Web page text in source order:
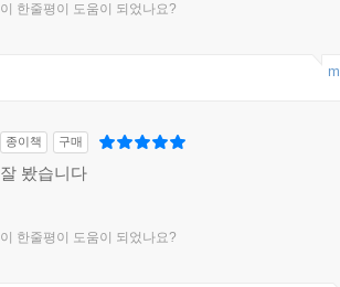
이 한줄평이 도움이 되었나요?
종이책 구매
잘 봤습니다
이 한줄평이 도움이 되었나요?